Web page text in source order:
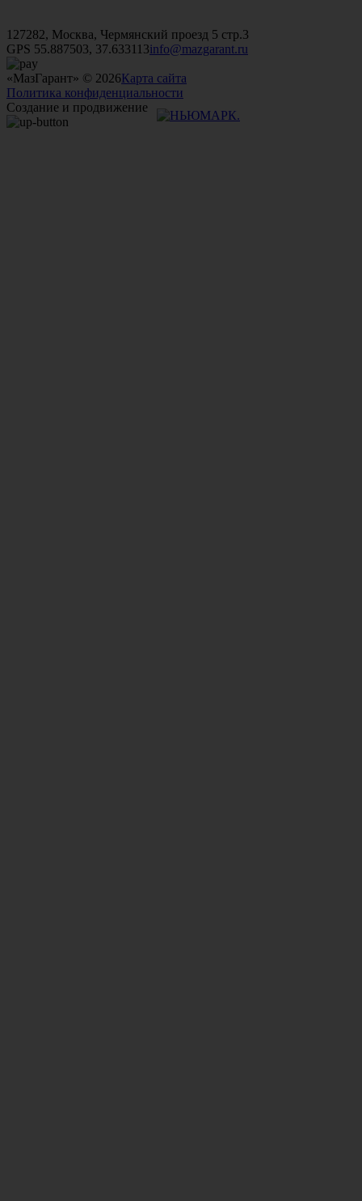
127282, Москва, Чермянский проезд 5 стр.3
GPS 55.887503, 37.633113info@mazgarant.ru
«МазГарант» © 2026Карта сайта
Политика конфиденциальности
Создание и продвижение